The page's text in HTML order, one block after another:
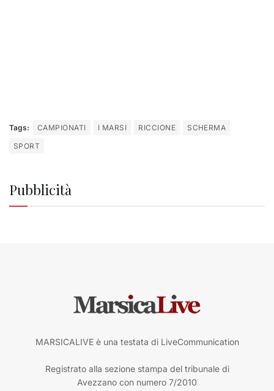
Tags: CAMPIONATI I MARSI RICCIONE
SCHERMA
SPORT
Pubblicità
MARSICALIVE è una testata di LiveCommunication
Registrato alla sezione stampa del tribunale di
Avezzano con numero 7/2010